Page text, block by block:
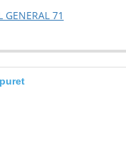
GENERAL 71